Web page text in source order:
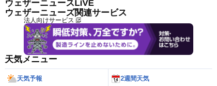
ウェザーニュースLiVE
ウェザーニューズ関連サービス
法人向けサービス
天気メニュー
天気予報 2週間天気